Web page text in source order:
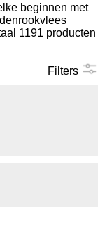
beginnen met
1191 producten
Filters